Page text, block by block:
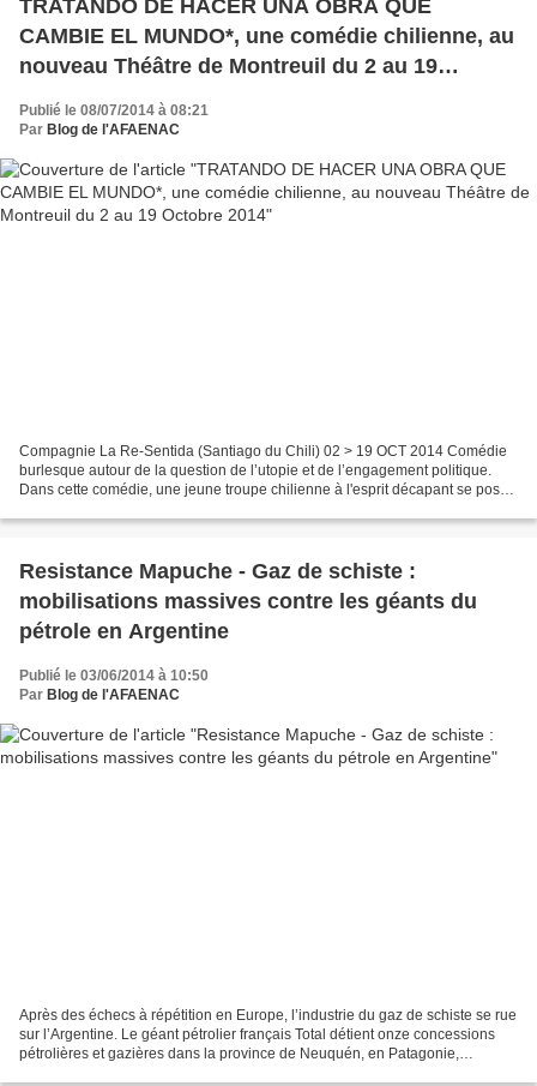
TRATANDO DE HACER UNA OBRA QUE
CAMBIE EL MUNDO*, une comédie chilienne, au
nouveau Théâtre de Montreuil du 2 au 19
Octobre 2014
Publié le 08/07/2014 à 08:21
Par Blog de l'AFAENAC
Compagnie La Re-Sentida (Santiago du Chili) 02 > 19 OCT 2014 Comédie
burlesque autour de la question de l’utopie et de l’engagement politique.
Dans cette comédie, une jeune troupe chilienne à l'esprit décapant se pose
Resistance Mapuche - Gaz de schiste :
mobilisations massives contre les géants du
pétrole en Argentine
Publié le 03/06/2014 à 10:50
Par Blog de l'AFAENAC
Après des échecs à répétition en Europe, l’industrie du gaz de schiste se rue
sur l’Argentine. Le géant pétrolier français Total détient onze concessions
pétrolières et gazières dans la province de Neuquén, en Patagonie,